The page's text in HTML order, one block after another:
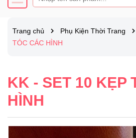
Trang chủ Phụ Kiện Thời Trang
TÓC CÁC HÌNH
KK - SET 10 KẸP
HÌNH